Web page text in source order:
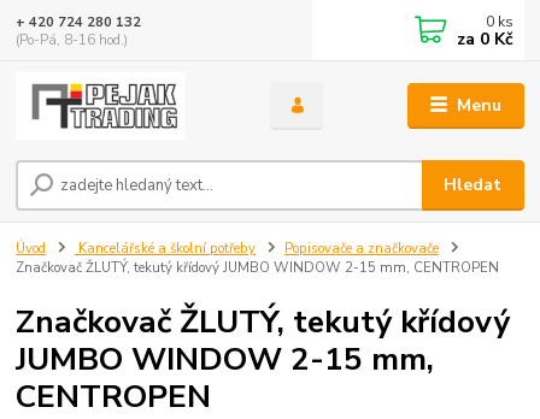
Menu
Hledat
+ 420 724 280 132
(Po-Pá, 8-16 hod.)
0 ks
za 0 Kč
Úvod Kancelářské a školní potřeby
Popisovače a značkovače
Značkovač ŽLUTÝ, tekutý křídový JUMBO WINDOW 2-15 mm, CENTROPEN
Značkovač ŽLUTÝ, tekutý křídový
JUMBO WINDOW 2-15 mm,
CENTROPEN